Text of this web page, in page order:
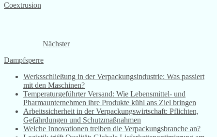
Coextrusion
Nächster
Dampfsperre
Werksschließung in der Verpackungsindustrie: Was passiert
mit den Maschinen?
Temperaturgeführter Versand: Wie Lebensmittel- und
Pharmaunternehmen ihre Produkte kühl ans Ziel bringen
Arbeitssicherheit in der Verpackungswirtschaft: Pflichten,
Gefährdungen und Schutzmaßnahmen
Welche Innovationen treiben die Verpackungsbranche an?